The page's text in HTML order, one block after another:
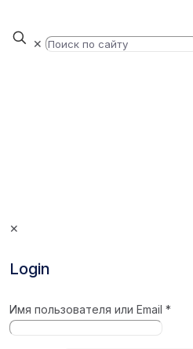
✕
✕
Login
Имя пользователя или Email*